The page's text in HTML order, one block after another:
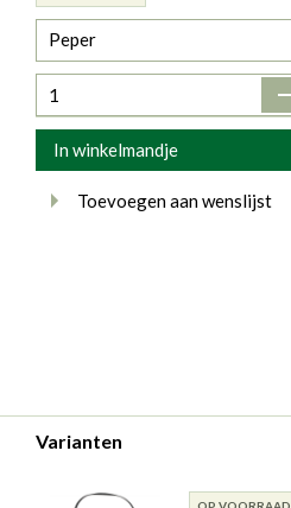
Peper
In winkelmandje
Toevoegen aan wenslijst
Varianten